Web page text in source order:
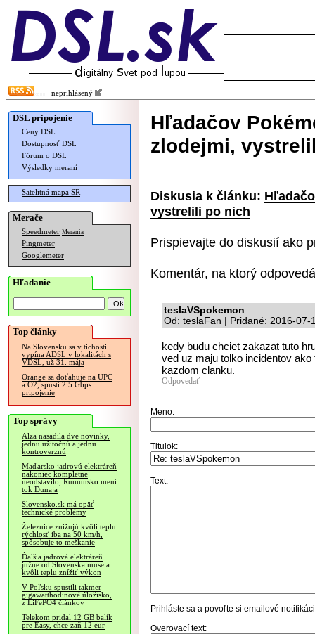
neprihlásený
DSL pripojenie
Ceny DSL
Dostupnosť DSL
Fórum o DSL
Výsledky meraní
Satelitná mapa SR
Merače
Speedmeter Merania
Pingmeter
Googlemeter
Hľadanie
Top články
Na Slovensku sa v tichosti
vypína ADSL v lokalitách s
VDSL, už 31. mája
Orange sa doťahuje na UPC
a O2, spustí 2.5 Gbps
pripojenie
Top správy
Alza nasadila dve novinky,
jednu užitočnú a jednu
kontroverznú
Maďarsko jadrovú elektráreň
nakoniec kompletne
neodstavilo, Rumunsko mení
tok Dunaja
Slovensko.sk má opäť
technické problémy
Železnice znižujú kvôli teplu
rýchlosť iba na 50 km/h,
spôsobuje to meškanie
Ďalšia jadrová elektráreň
južne od Slovenska musela
kvôli teplu znížiť výkon
V Poľsku spustili takmer
gigawatthodinové úložisko,
z LiFePO4 článkov
Telekom pridal 12 GB balík
pre Easy, chce zaň 12 eur
Hľadačov
zlodejmi,
Diskusia k článku:
vystrelili po nich
Prispievajte do diskusií ako
Komentár, na ktorý
teslaVSpokemon
Od: teslaFan | Pridané: 2016-07-
kedy budu chciet zakazat tuto
ved uz maju tolko incidentov
kazdom clanku.
Odpovedať
Meno:
Titulok:
Text:
Prihláste sa a povoľte si emailové
Overovací text: